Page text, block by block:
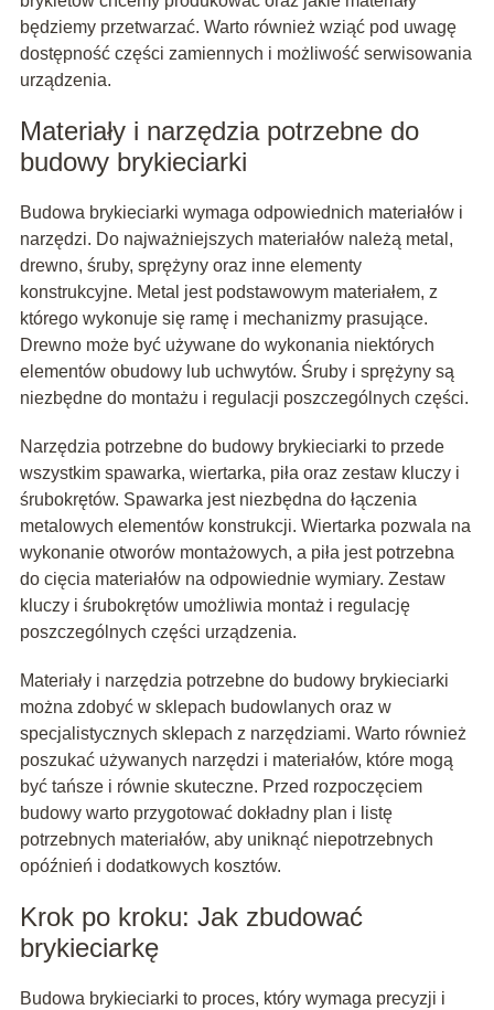
będziemy przetwarzać. Warto również wziąć pod uwagę
dostępność części zamiennych i możliwość serwisowania
urządzenia.
Materiały i narzędzia potrzebne do
budowy brykieciarki
Budowa brykieciarki wymaga odpowiednich materiałów i
narzędzi. Do najważniejszych materiałów należą metal,
drewno, śruby, sprężyny oraz inne elementy
konstrukcyjne. Metal jest podstawowym materiałem, z
którego wykonuje się ramę i mechanizmy prasujące.
Drewno może być używane do wykonania niektórych
elementów obudowy lub uchwytów. Śruby i sprężyny są
niezbędne do montażu i regulacji poszczególnych części.
Narzędzia potrzebne do budowy brykieciarki to przede
wszystkim spawarka, wiertarka, piła oraz zestaw kluczy i
śrubokrętów. Spawarka jest niezbędna do łączenia
metalowych elementów konstrukcji. Wiertarka pozwala na
wykonanie otworów montażowych, a piła jest potrzebna
do cięcia materiałów na odpowiednie wymiary. Zestaw
kluczy i śrubokrętów umożliwia montaż i regulację
poszczególnych części urządzenia.
Materiały i narzędzia potrzebne do budowy brykieciarki
można zdobyć w sklepach budowlanych oraz w
specjalistycznych sklepach z narzędziami. Warto również
poszukać używanych narzędzi i materiałów, które mogą
być tańsze i równie skuteczne. Przed rozpoczęciem
budowy warto przygotować dokładny plan i listę
potrzebnych materiałów, aby uniknąć niepotrzebnych
opóźnień i dodatkowych kosztów.
Krok po kroku: Jak zbudować
brykieciarkę
Budowa brykieciarki to proces, który wymaga precyzji i